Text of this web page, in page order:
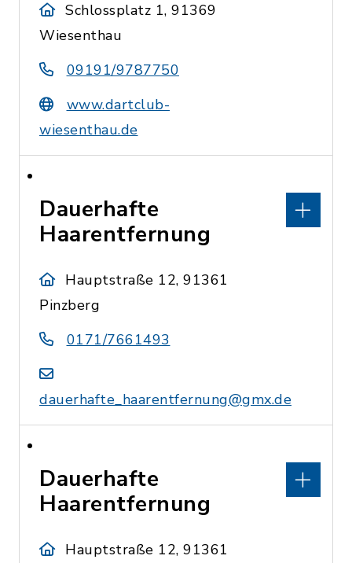
Schlossplatz 1, 91369
Wiesenthau
09191/9787750
www.dartclub-
wiesenthau.de
Dauerhafte
Haarentfernung
Hauptstraße 12, 91361
Pinzberg
0171/7661493
dauerhafte_haarentfernung@gmx.de
Dauerhafte
Haarentfernung
Hauptstraße 12, 91361